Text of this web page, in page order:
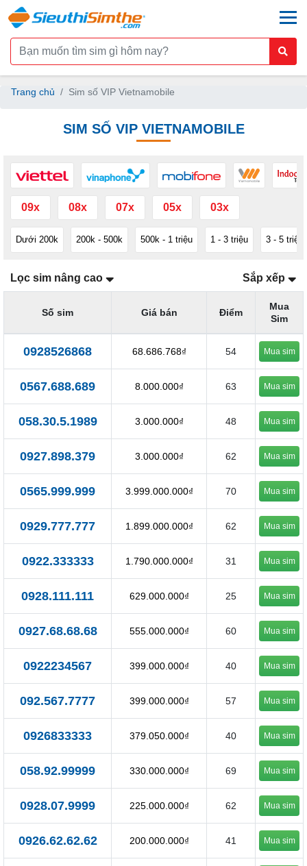
Trang chủ Sim số VIP Vietnamobile
SIM SỐ VIP VIETNAMOBILE
09x 08x 07x 05x 03x
Dưới 200k 200k - 500k 500k - 1 triệu 1 - 3 triệu 3 - 5 triệu
Lọc sim nâng cao Sắp xếp
Số sim Giá bán Điểm
Mua
Sim
0928526868 68.686.768₫ 54 Mua sim
0567.688.689 8.000.000₫ 63 Mua sim
058.30.5.1989 3.000.000₫ 48 Mua sim
0927.898.379 3.000.000₫ 62 Mua sim
0565.999.999 3.999.000.000₫ 70 Mua sim
0929.777.777 1.899.000.000₫ 62 Mua sim
0922.333333 1.790.000.000₫ 31 Mua sim
0928.111.111 629.000.000₫ 25 Mua sim
0927.68.68.68 555.000.000₫ 60 Mua sim
0922234567 399.000.000₫ 40 Mua sim
092.567.7777 399.000.000₫ 57 Mua sim
0926833333 379.050.000₫ 40 Mua sim
058.92.99999 330.000.000₫ 69 Mua sim
0928.07.9999 225.000.000₫ 62 Mua sim
0926.62.62.62 200.000.000₫ 41 Mua sim